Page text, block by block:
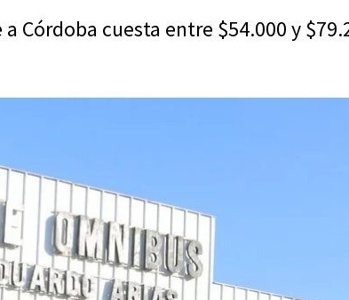
Córdoba cuesta entre $54.000 y